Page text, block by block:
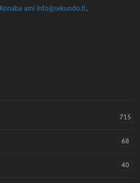
Konaba ami info@sekundo.tl..
715
68
40